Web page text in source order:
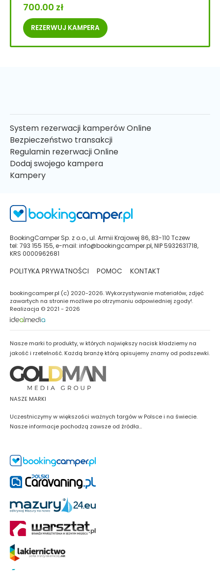
700.00 zł
REZERWUJ KAMPERA
System rezerwacji kamperów Online
Bezpieczeństwo transakcji
Regulamin rezerwacji Online
Dodaj swojego kampera
Kampery
BookingCamper Sp. z o.o., ul. Armii Krajowej 86, 83-110 Tczew
tel: 793 155 155, e-mail: info@bookingcamper.pl, NIP 5932631718,
KRS 0000962681
POLITYKA PRYWATNOŚCI POMOC KONTAKT
bookingcamper.pl (c) 2020-2026. Wykorzystywanie materiałów, zdjęć
zawartych na stronie możliwe po otrzymaniu odpowiedniej zgody!.
Realizacja © 2021 - 2026
Nasze marki to produkty, w których największy nacisk kładziemy na
jakość i rzetelność. Każdą branżę którą opisujemy znamy od podszewki.
NASZE MARKI
Uczestniczymy w większości ważnych targów w Polsce i na świecie.
Nasze informacje pochodzą zawsze od źródła...